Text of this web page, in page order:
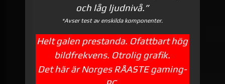
och låg ljudnivå.”
*Avser test av enskilda komponenter.
Helt galen prestanda. Ofattbart hög
bildfrekvens. Otrolig grafik.
Det här är Norges RÅASTE gaming-